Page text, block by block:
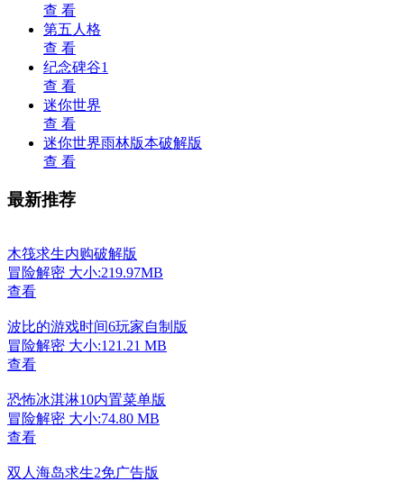
查 看
第五人格
查 看
纪念碑谷1
查 看
迷你世界
查 看
迷你世界雨林版本破解版
查 看
最新推荐
木筏求生内购破解版
冒险解密 大小:219.97MB
查看
波比的游戏时间6玩家自制版
冒险解密 大小:121.21 MB
查看
恐怖冰淇淋10内置菜单版
冒险解密 大小:74.80 MB
查看
双人海岛求生2免广告版